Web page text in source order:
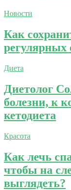
Новости
Как
регулярных
Диета
Диетолог
болезни, к
кетодиета
Красота
Как лечь
чтобы на
выглядеть?